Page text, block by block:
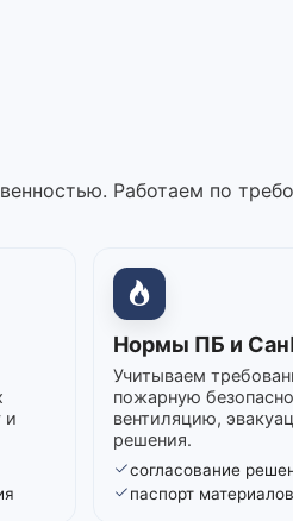
Работаем по
и
Нормы ПБ и
Учитываем
пожарную
вентиляцию,
решения.
согласование
паспорт материалов